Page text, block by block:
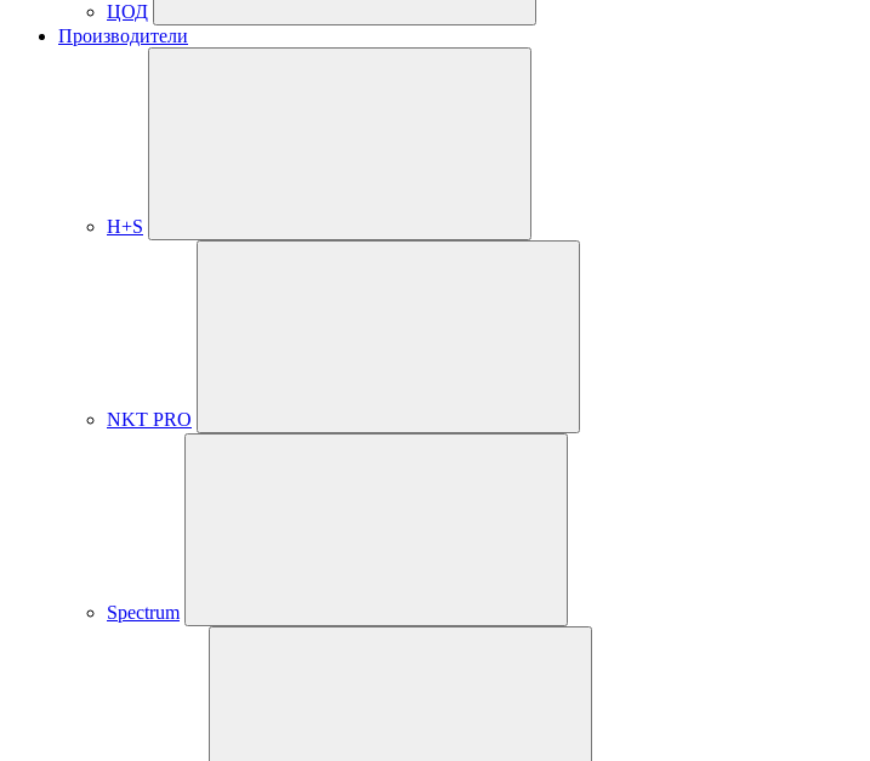
ЦОД
Производители
H+S
NKT PRO
Spectrum